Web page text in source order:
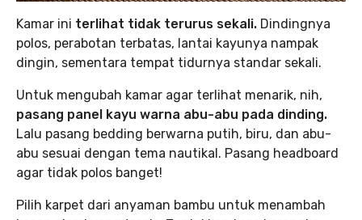
Kamar ini terlihat tidak terurus sekali. Dindingnya
polos, perabotan terbatas, lantai kayunya nampak
dingin, sementara tempat tidurnya standar sekali.
Untuk mengubah kamar agar terlihat menarik, nih,
pasang panel kayu warna abu-abu pada dinding.
Lalu pasang bedding berwarna putih, biru, dan abu-
abu sesuai dengan tema nautikal. Pasang headboard
agar tidak polos banget!
Pilih karpet dari anyaman bambu untuk menambah